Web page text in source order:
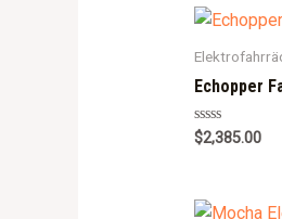
Echopper
R
a
0
$2,385.00